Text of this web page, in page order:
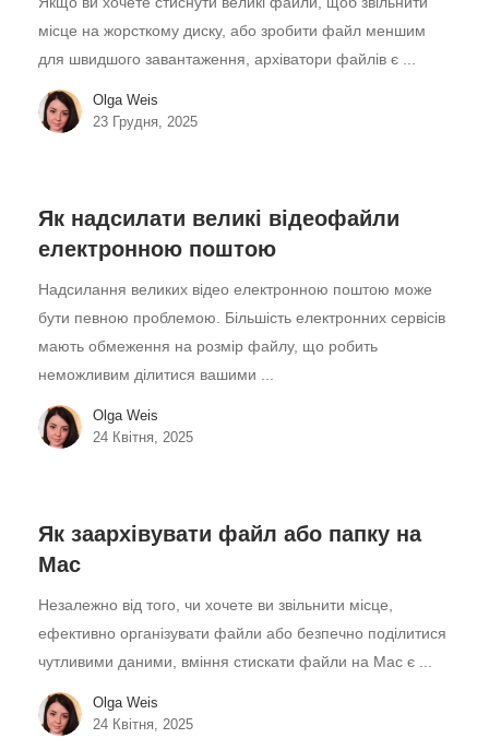
місце на жорсткому диску, або зробити файл меншим
для швидшого завантаження, архіватори файлів є ...
Olga Weis
23 Грудня, 2025
Як надсилати великі відеофайли
електронною поштою
Надсилання великих відео електронною поштою може
бути певною проблемою. Більшість електронних сервісів
мають обмеження на розмір файлу, що робить
неможливим ділитися вашими ...
Olga Weis
24 Квітня, 2025
Як заархівувати файл або папку на
Mac
Незалежно від того, чи хочете ви звільнити місце,
ефективно організувати файли або безпечно поділитися
чутливими даними, вміння стискати файли на Mac є ...
Olga Weis
24 Квітня, 2025